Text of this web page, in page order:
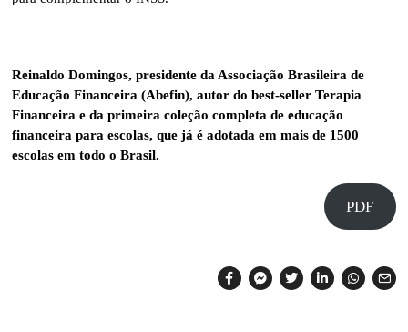
Reinaldo Domingos, presidente da Associação Brasileira de
Educação Financeira (Abefin), autor do best-seller Terapia
Financeira e da primeira coleção completa de educação
financeira para escolas, que já é adotada em mais de 1500
escolas em todo o Brasil.
PDF